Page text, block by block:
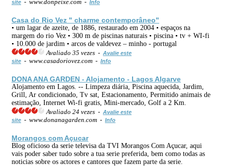
site - www.donpeixe.com - Info
Casa do Rio Vez " charme contemporâneo"
• um lagar de azeite, de 1886, restaurado em 2004 • espaços na
margem do rio Vez • 300 m de piscinas naturais • piscina • tv + WI-fi
• 10.000 de jardim • arcos de valdevez – minho - portugal
Avaliado 35 vezes - Avalie este
site - www.casadoriovez.com - Info
DONA ANA GARDEN - Alojamento - Lagos Algarve
Alojamento em Lagos. -- Limpeza diária, Piscina aquecida, Jardim,
Grill, Ar condicionado, Tv sat, Estacionamento, Permitido animais de
estimação, Internet Wi-fi gratis, Mini-mercado, Golf a 2 Km.
Avaliado 24 vezes - Avalie este
site - www.donanagarden.com - Info
Morangos com Açucar
Blog oficioso da serie televisa da TVI Morangos Com Açucar, aqui
vais poder saber tudo sobre a tua serie preferida, bem como todas as
noticias sobre os actores e cantores que fazem parte da serie.